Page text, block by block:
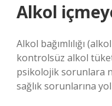
Alkol
Alkol bağımlılığı
kontrolsüz alkol
psikolojik sorunlara
sağlık sorunlarına